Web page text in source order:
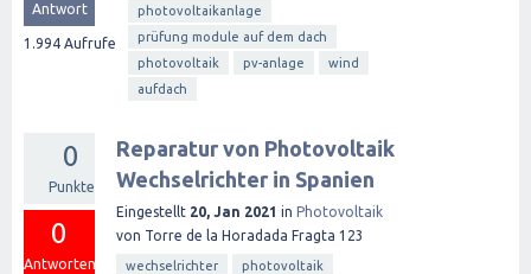
Antwort
1.994 Aufrufe
photovoltaikanlage
prüfung module auf dem dach
photovoltaik
pv-anlage
wind
aufdach
0
Punkte
0
Antworten
Reparatur von Photovoltaik
Wechselrichter in Spanien
Eingestellt 20, Jan 2021 in Photovoltaik
von Torre de la Horadada Fragta 123
wechselrichter
photovoltaik